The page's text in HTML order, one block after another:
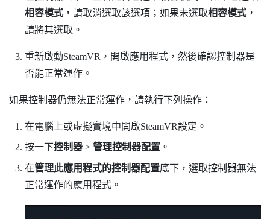
相容模式，請取消選取該選項；如果未選取相容模式，
請將其選取。
重新啟動SteamVR ，開啟應用程式，然後確認控制器是
否能正常運作。
如果控制器仍無法正常運作，請執行下列操作：
在電腦上或虛擬實境中開啟SteamVR設定。
按一下控制器> 管理控制器配置。
在管理此應用程式的控制器配置底下，選取控制器無法
正常運作的應用程式。